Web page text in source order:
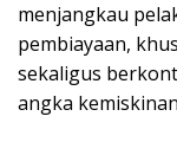
menjangkau
pembiayaan,
sekaligus
angka